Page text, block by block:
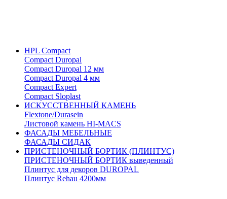
HPL Compact
Compact Duropal
Compact Duropal 12 мм
Compact Duropal 4 мм
Compact Expert
Compact Sloplast
ИСКУССТВЕННЫЙ КАМЕНЬ
Flextone/Durasein
Листовой камень HI-MACS
ФАСАДЫ МЕБЕЛЬНЫЕ
ФАСАДЫ СИДАК
ПРИСТЕНОЧНЫЙ БОРТИК (ПЛИНТУС)
ПРИСТЕНОЧНЫЙ БОРТИК выведенный
Плинтус для декоров DUROPAL
Плинтус Rehau 4200мм